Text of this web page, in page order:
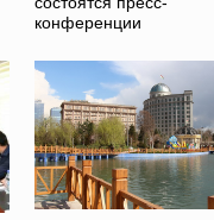
конференции